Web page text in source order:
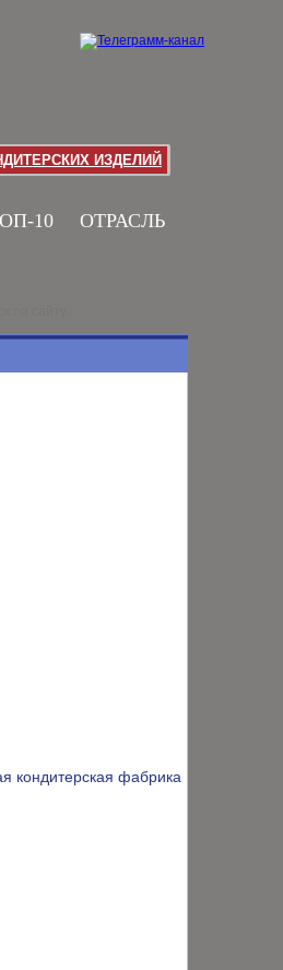
ИЗДЕЛИЙ
10 ОТРАСЛЬ
кондитерская фабрика